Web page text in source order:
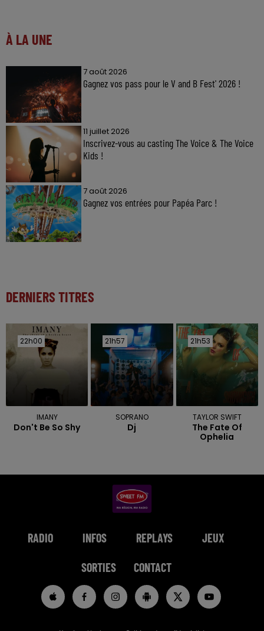
À LA UNE
7 août 2026
Gagnez vos pass pour le V and B Fest' 2026 !
11 juillet 2026
Inscrivez-vous au casting The Voice & The Voice
Kids !
7 août 2026
Gagnez vos entrées pour Papéa Parc !
DERNIERS TITRES
22h00
22h00
IMANY
Don't Be So Shy
21h57
21h57
SOPRANO
Dj
21h53
21h53
TAYLOR SWIFT
The Fate Of
Ophelia
RADIO INFOS REPLAYS JEUX
SORTIES CONTACT